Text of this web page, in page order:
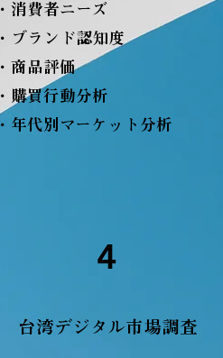
・消費者ニーズ
・ブランド認知度
・商品評価
・購買行動分析
・年代別マーケット分析
4
台湾デジタル市場調査